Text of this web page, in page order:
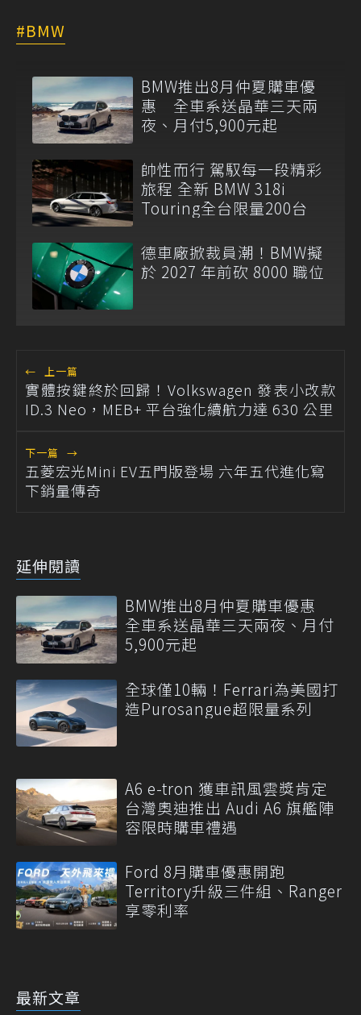
BMW
BMW推出8月仲夏購車優
惠 全車系送晶華三天兩
夜、月付5,900元起
帥性而行 駕馭每一段精彩
旅程 全新 BMW 318i
Touring全台限量200台
德車廠掀裁員潮！BMW擬
於 2027 年前砍 8000 職位
← 上一篇
實體按鍵終於回歸！Volkswagen 發表小改款
ID.3 Neo，MEB+ 平台強化續航力達 630 公里
下一篇 →
五菱宏光Mini EV五門版登場 六年五代進化寫
下銷量傳奇
延伸閱讀
BMW推出8月仲夏購車優惠
全車系送晶華三天兩夜、月付
5,900元起
全球僅10輛！Ferrari為美國打
造Purosangue超限量系列
A6 e-tron 獲車訊風雲獎肯定
台灣奧迪推出 Audi A6 旗艦陣
容限時購車禮遇
Ford 8月購車優惠開跑
Territory升級三件組、Ranger
享零利率
最新文章